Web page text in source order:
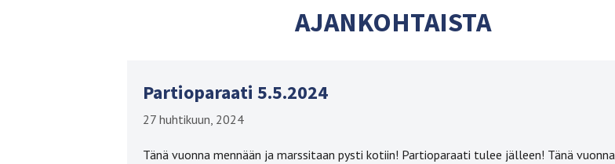
AJANKOHTAISTA
Partioparaati 5.5.2024
27 huhtikuun, 2024
Tänä vuonna mennään ja marssitaan pysti kotiin! Partioparaati tulee jälleen! Tänä vuonna